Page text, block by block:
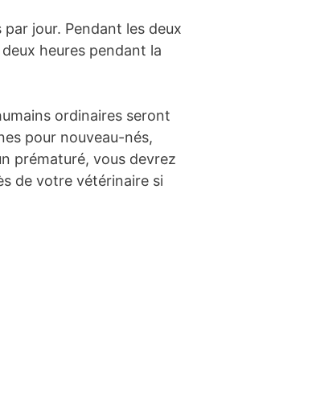
jour. Pendant les deux
heures pendant la
ordinaires seront
pour nouveau-nés,
prématuré, vous devrez
de votre vétérinaire si